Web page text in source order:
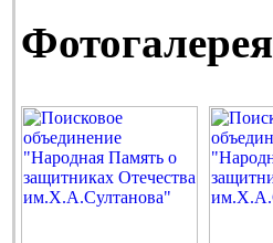
Фотогалерея